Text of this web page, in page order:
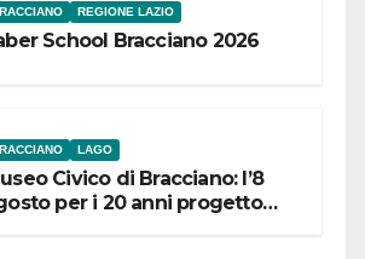
REGIONE LAZIO
School Bracciano 2026
LAGO
Civico di Bracciano: l’8
per i 20 anni progetto